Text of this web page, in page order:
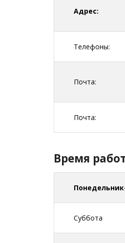
Адрес:
Телефоны:
Почта:
Почта:
Время
Суббота